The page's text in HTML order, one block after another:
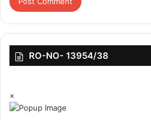
RO-NO- 13954/38
×